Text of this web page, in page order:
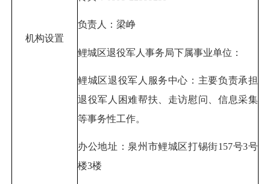
机构设置
负责人：梁峥
鲤城区退役军人事务局下属事业单位：
鲤城区退役军人服务中心：主要负责承担
退役军人困难帮扶、走访慰问、信息采集
等事务性工作。
办公地址：泉州市鲤城区打锡街157号3号
楼3楼